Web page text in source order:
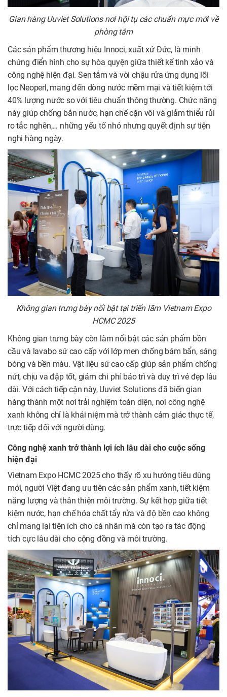
Gian hàng Uuviet Solutions nơi hội tụ các chuẩn mực mới về
phòng tắm
Các sản phẩm thương hiệu Innoci, xuất xứ Đức, là minh
chứng điển hình cho sự hòa quyện giữa thiết kế tinh xảo và
công nghệ hiện đại. Sen tắm và vòi chậu rửa ứng dụng lõi
lọc Neoperl, mang đến dòng nước mềm mại và tiết kiệm tới
40% lượng nước so với tiêu chuẩn thông thường. Chức năng
này giúp chống bắn nước, hạn chế cặn vôi và giảm thiểu rủi
ro tắc nghẽn,… những yếu tố nhỏ nhưng quyết định sự tiện
nghi hàng ngày.
Không gian trưng bày nổi bật tại triển lãm Vietnam Expo
HCMC 2025
Không gian trưng bày còn làm nổi bật các sản phẩm bồn
cầu và lavabo sứ cao cấp với lớp men chống bám bẩn, sáng
bóng và bền màu. Vật liệu sứ cao cấp giúp sản phẩm chống
nứt, chịu va đập tốt, giảm chi phí bảo trì và duy trì vẻ đẹp lâu
dài. Với cách tiếp cận này, Uuviet Solutions đã biến gian
hàng thành một nơi trải nghiệm toàn diện, nơi công nghệ
xanh không chỉ là khái niệm mà trở thành cảm giác thực tế,
trực tiếp đối với người dùng.
Công nghệ xanh trở thành lợi ích lâu dài cho cuộc sống
hiện đại
Vietnam Expo HCMC 2025 cho thấy rõ xu hướng tiêu dùng
mới, người Việt đang ưu tiên các sản phẩm xanh, tiết kiệm
năng lượng và thân thiện môi trường. Sự kết hợp giữa tiết
kiệm nước, hạn chế hóa chất tẩy rửa và độ bền cao không
chỉ mang lại tiện ích cho cá nhân mà còn tạo ra tác động
tích cực lâu dài cho cộng đồng và môi trường.